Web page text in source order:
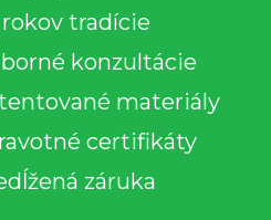
tradície
konzultácie
materiály
certifikáty
záruka